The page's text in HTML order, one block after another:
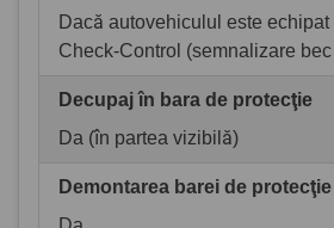
Dacă autovehiculul este echipat
Check-Control (semnalizare
Decupaj în bara de protecţie
Da (în partea vizibilă)
Demontarea barei de